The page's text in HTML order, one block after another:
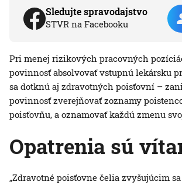
Sledujte spravodajstvo
STVR na Facebooku
Pri menej rizikových pracovných
povinnosť absolvovať vstupnú lekársku
sa dotknú aj zdravotných poisťovní –
povinnosť zverejňovať zoznamy
poisťovňu, a oznamovať každú zmenu
Opatrenia sú
„Zdravotné poisťovne čelia zvyšujúcim